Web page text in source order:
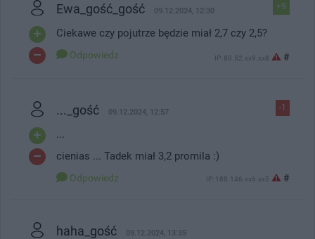
+9
Ewa_gość_gość 09.12.2024, 12:30
Ciekawe czy pojutrze będzie miał 2,7 czy 2,5?
Odpowiedz IP: 80.52.xx9.xx8 #
-1
..._gość 09.12.2024, 12:57
...
cienias ... Tadek miał 3,2 promila :)
Odpowiedz IP: 188.146.xx6.xx5 #
haha_gość 09.12.2024, 13:35